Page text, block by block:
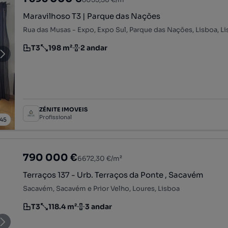
45
Maravilhoso T3 | Parque das Nações
Rua das Musas - Expo, Expo Sul, Parque das Nações, Lisboa,
Tipologia
T3
Preço por metro quadrado
198 m²
Andar 2 andar
ZÉNITE IMOVEIS
Profissional
790 000 €6672,30 €/m²
Terraços 137 - Urb. Terraços da Ponte , Sacavém
Sacavém, Sacavém e Prior Velho, Loures, Lisboa
Tipologia
T3
Preço por metro quadrado
118.4 m²
Andar 3 andar